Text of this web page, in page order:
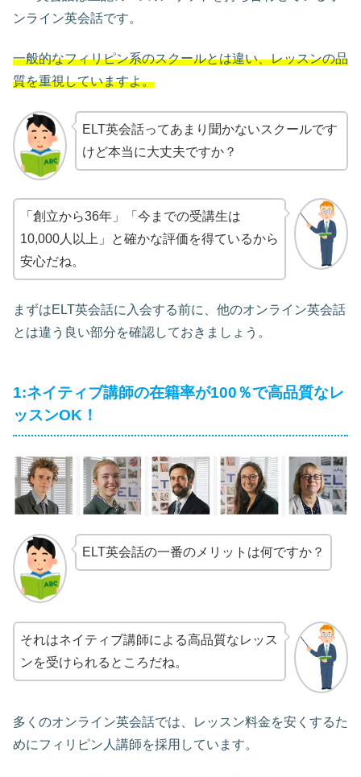
ンライン英会話です。
一般的なフィリピン系のスクールとは違い、レッスンの品
質を重視していますよ。
ELT英会話ってあまり聞かないスクールです
けど本当に大丈夫ですか？
「創立から36年」「今までの受講生は
10,000人以上」と確かな評価を得ているから
安心だね。
まずはELT英会話に入会する前に、他のオンライン英会話
とは違う良い部分を確認しておきましょう。
1:ネイティブ講師の在籍率が100％で高品質なレ
ッスンOK！
ELT英会話の一番のメリットは何ですか？
それはネイティブ講師による高品質なレッス
ンを受けられるところだね。
多くのオンライン英会話では、レッスン料金を安くするた
めにフィリピン人講師を採用しています。